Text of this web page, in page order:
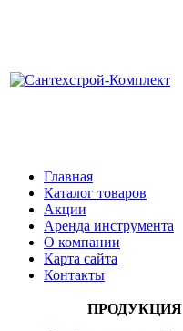
Главная
Каталог товаров
Акции
Аренда инструмента
О компании
Карта сайта
Контакты
ПРОДУКЦИЯ